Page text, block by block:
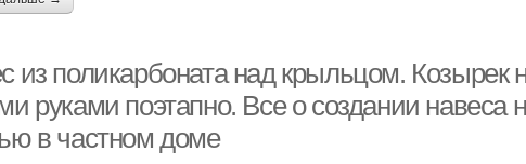
из поликарбоната над крыльцом. Козырек
руками поэтапно. Все о создании навеса
в частном доме